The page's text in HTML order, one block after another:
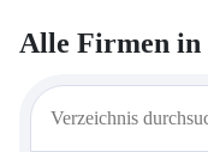
Alle Firmen in